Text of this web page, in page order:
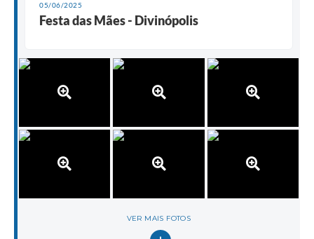
05/06/2025
Festa das Mães - Divinópolis
VER MAIS FOTOS